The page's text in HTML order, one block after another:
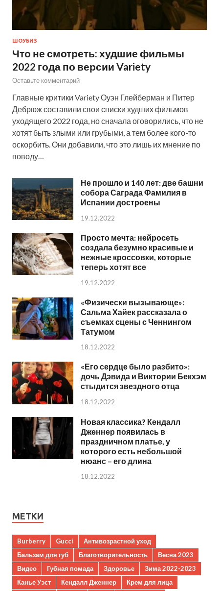
ШОУБИЗ
Что не смотреть: худшие фильмы
2022 года по версии Variety
Оставьте комментарий
Главные критики Variety Оуэн Глейберман и Питер
Дебрюж составили свои списки худших фильмов
уходящего 2022 года, но сначала оговорились, что не
хотят быть злыми или грубыми, а тем более кого-то
оскорбить. Они добавили, что это лишь их мнение по
поводу…
Не прошло и 140 лет: две башни
собора Саграда Фамилия в
Испании достроены
19.12.2022
Просто мечта: нейросеть
создала безумно красивые и
нежные кроссовки, которые
теперь хотят все
19.12.2022
«Физически вызывающе»:
Сальма Хайек рассказала о
съемках сцены с Ченнингом
Татумом
18.12.2022
«Его сердце было разбито»:
дочь Дэвида и Виктории Бекхэм
стыдится звездного отца
18.12.2022
Новая классика? Кендалл
Дженнер появилась в
праздничном платье, у
которого есть небольшой
нюанс – его длина
18.12.2022
МЕТКИ
Burberry Gucci
Антивозрастной уход
Бальзам для губ
Благотворительность
Весна 2023
Видео
Губная помада Здоровье
Зима 2022-2023
Канье Уэст
Кендалл Дженнер
Крем для лица